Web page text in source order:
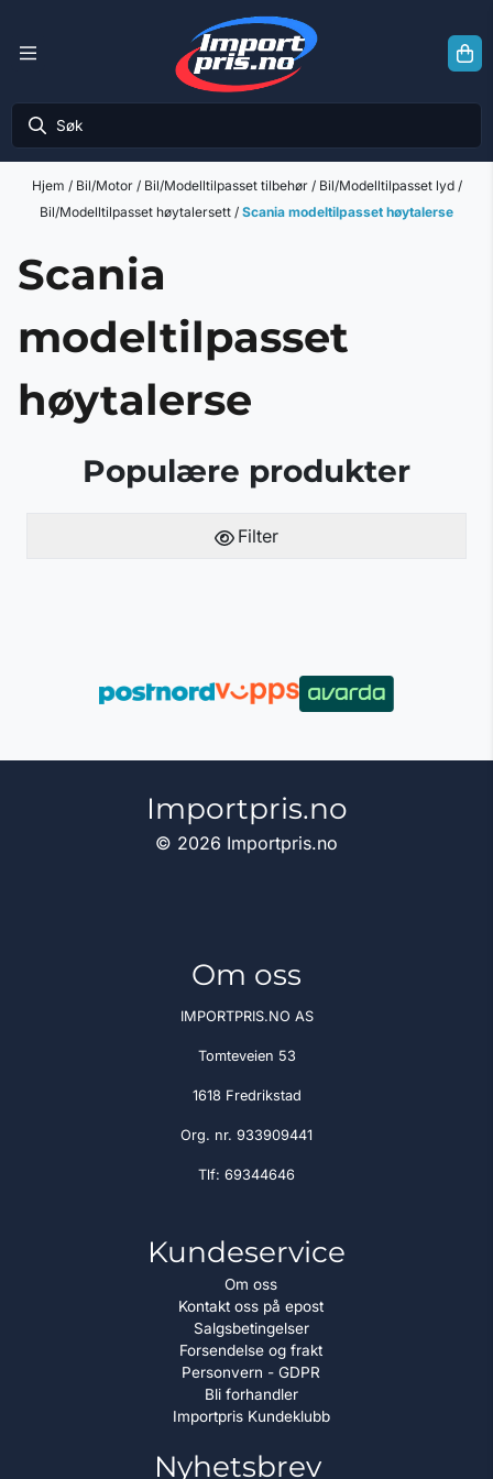
Hjem / Bil/Motor / Bil/Modelltilpasset tilbehør / Bil/Modelltilpasset lyd /
Bil/Modelltilpasset høytalersett / Scania modeltilpasset høytalerse
Scania
modeltilpasset
høytalerse
Populære produkter
Filter
Importpris.no
© 2026 Importpris.no
Om oss
IMPORTPRIS.NO AS
Tomteveien 53
1618 Fredrikstad
Org. nr. 933909441
Tlf: 69344646
Kundeservice
Om oss
Kontakt oss på epost
Salgsbetingelser
Forsendelse og frakt
Personvern - GDPR
Bli forhandler
Importpris Kundeklubb
Nyhetsbrev